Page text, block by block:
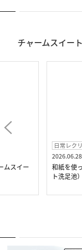
チャームスイー
ムスイー
日常レク
2026.06.28
和紙を使
ト洗足池）